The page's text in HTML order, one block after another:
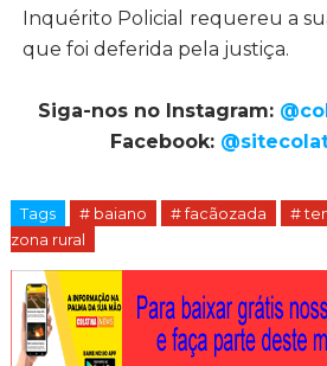
Inquérito Policial requereu a
que foi deferida pela justiça.
Siga-nos no Instagram:
Facebook:
Tags # baiano # facãozada #
zona rural